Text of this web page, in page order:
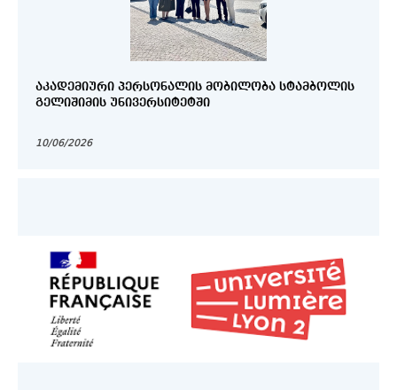
ᲐᲙᲐᲓᲔᲛᲘᲣᲠᲘ ᲞᲔᲠᲡᲝᲜᲐᲚᲘᲡ ᲛᲝᲑᲘᲚᲝᲑᲐ ᲡᲢᲐᲛᲑᲝᲚᲘᲡ
ᲒᲔᲚᲘᲨᲘᲛᲘᲡ ᲣᲜᲘᲕᲔᲠᲡᲘᲢᲔᲢᲨᲘ
10/06/2026